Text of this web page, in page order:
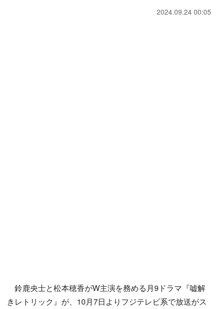
2024.09.24 00:05
鈴鹿央士と松本穂香がW主演を務める月9ドラマ『嘘解
きレトリック』が、10月7日よりフジテレビ系で放送がス